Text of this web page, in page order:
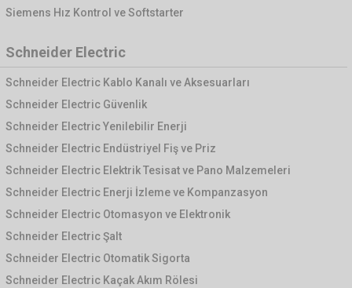
Siemens Hız Kontrol ve Softstarter
Schneider Electric
Schneider Electric Kablo Kanalı ve Aksesuarları
Schneider Electric Güvenlik
Schneider Electric Yenilebilir Enerji
Schneider Electric Endüstriyel Fiş ve Priz
Schneider Electric Elektrik Tesisat ve Pano Malzemeleri
Schneider Electric Enerji İzleme ve Kompanzasyon
Schneider Electric Otomasyon ve Elektronik
Schneider Electric Şalt
Schneider Electric Otomatik Sigorta
Schneider Electric Kaçak Akım Rölesi